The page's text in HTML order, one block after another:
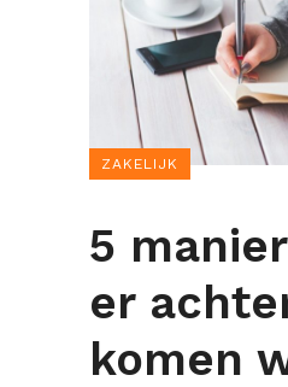
ZAKELIJK
5
er
komen